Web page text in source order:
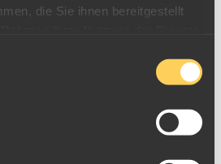
die Sie ihnen bereitgestellt